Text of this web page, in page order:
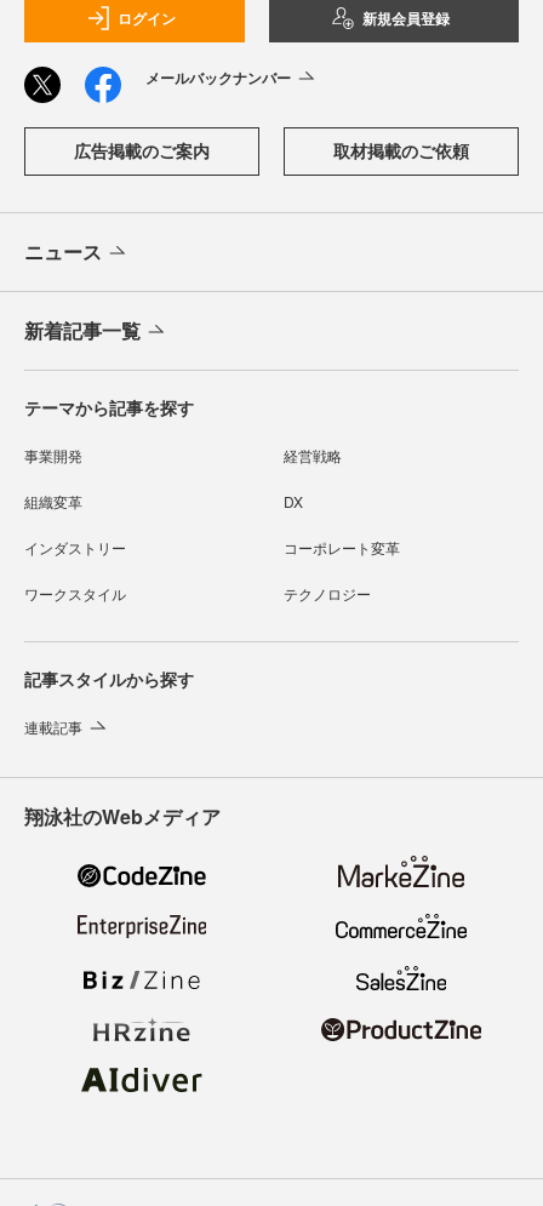
ログイン 新規会員登録
メールバックナンバー
広告掲載のご案内 取材掲載のご依頼
ニュース
新着記事一覧
テーマから記事を探す
事業開発 経営戦略
組織変革 DX
インダストリー コーポレート変革
ワークスタイル テクノロジー
記事スタイルから探す
連載記事
翔泳社のWebメディア